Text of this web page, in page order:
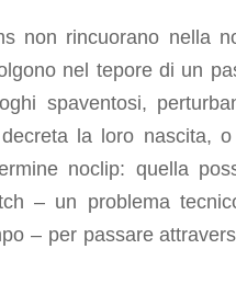
non rincuorano nella
nel tepore di un
spaventosi,
la loro nascita,
noclip: quella
– un problema
– per passare